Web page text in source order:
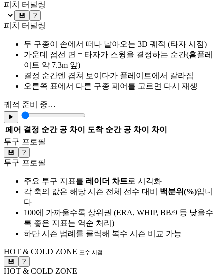
피치 터널링
💾 ?
피치 터널링
두 구종이 손에서 떠나 날아오는 3D 궤적 (타자 시점)
가운데 점선 면 = 타자가 스윙을 결정하는 순간(홈플레
이트 약 7.3m 앞)
결정 순간엔 겹쳐 보이다가 플레이트에서 갈라짐
오른쪽 표에서 다른 구종 페어를 고르면 다시 재생
궤적 준비 중…
▶
페어 결정 순간 공 차이 도착 순간 공 차이
차이
투구 프로필
💾 ?
투구 프로필
주요 투구 지표를 레이더 차트로 시각화
각 축의 값은 해당 시즌 전체 선수 대비 백분위(%)입니
다
100에 가까울수록 상위권 (ERA, WHIP, BB/9 등 낮을수
록 좋은 지표는 역순 처리)
하단 시즌 범례를 클릭해 복수 시즌 비교 가능
HOT & COLD ZONE 포수 시점
💾 ?
HOT & COLD ZONE